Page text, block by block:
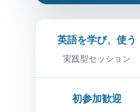
英語を学び、使う
実践型セッション
初参加歓迎